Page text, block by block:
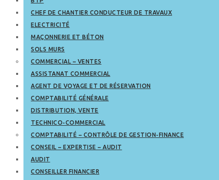
CHEF DE CHANTIER CONDUCTEUR DE TRAVAUX
ELECTRICITÉ
MAÇONNERIE ET BÉTON
SOLS MURS
COMMERCIAL – VENTES
ASSISTANAT COMMERCIAL
AGENT DE VOYAGE ET DE RÉSERVATION
COMPTABILITÉ GÉNÉRALE
DISTRIBUTION, VENTE
TECHNICO-COMMERCIAL
COMPTABILITÉ – CONTRÔLE DE GESTION-FINANCE
CONSEIL – EXPERTISE – AUDIT
AUDIT
CONSEILLER FINANCIER